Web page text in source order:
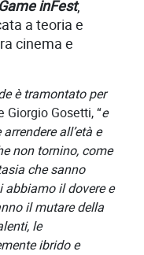
Game inFest,
a teoria e
cinema e
è tramontato per
Giorgio Gosetti, “e
all’età e
non tornino, come
che sanno
il dovere e
il mutare della
le
ibrido e